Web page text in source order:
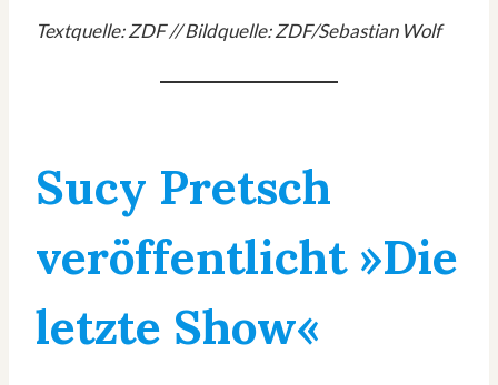
Textquelle: ZDF // Bildquelle: ZDF/Sebastian Wolf
Sucy Pretsch
veröffentlicht »Die
letzte Show«